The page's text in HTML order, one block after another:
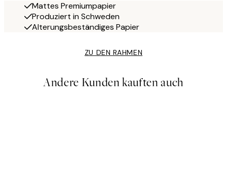
Mattes Premiumpapier
Produziert in Schweden
Alterungsbeständiges Papier
ZU DEN RAHMEN
Andere Kunden kauften auch